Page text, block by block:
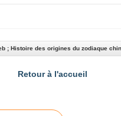
Retour à l'accueil